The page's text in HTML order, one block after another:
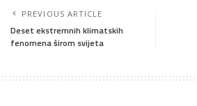
PREVIOUS ARTICLE
Deset ekstremnih klimatskih
fenomena širom svijeta